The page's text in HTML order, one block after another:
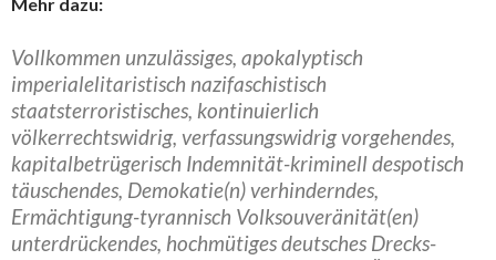
Vollkommen unzulässiges, apokalyptisch
imperialelitaristisch nazifaschistisch
staatsterroristisches, kontinuierlich
völkerrechtswidrig, verfassungswidrig vorgehendes,
kapitalbetrügerisch Indemnität-kriminell despotisch
täuschendes, Demokatie(n) verhinderndes,
Ermächtigung-tyrannisch Volksouveränität(en)
unterdrückendes, hochmütiges deutsches Drecks-